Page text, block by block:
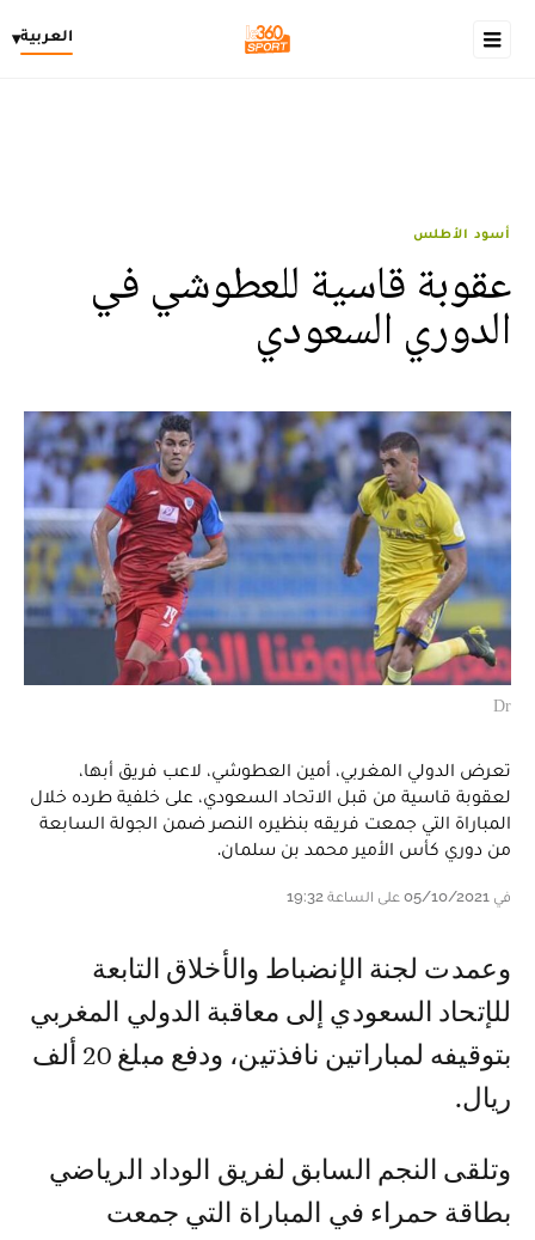
العربية▾
أسود الأطلس
عقوبة قاسية للعطوشي في
الدوري السعودي
Dr
تعرض الدولي المغربي، أمين العطوشي، لاعب فريق أبها،
لعقوبة قاسية من قبل الاتحاد السعودي، على خلفية طرده خلال
المباراة التي جمعت فريقه بنظيره النصر ضمن الجولة السابعة
من دوري كأس الأمير محمد بن سلمان.
في 05/10/2021 على الساعة 19:32
وعمدت لجنة الإنضباط والأخلاق التابعة
للإتحاد السعودي إلى معاقبة الدولي المغربي
بتوقيفه لمباراتين نافذتين، ودفع مبلغ 20 ألف
ريال.
وتلقى النجم السابق لفريق الوداد الرياضي
بطاقة حمراء في المباراة التي جمعت